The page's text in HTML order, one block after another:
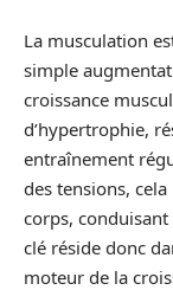
La musculation
simple
croissance
d’hypertrophie,
entraînement
des tensions,
corps,
clé réside donc
moteur de la